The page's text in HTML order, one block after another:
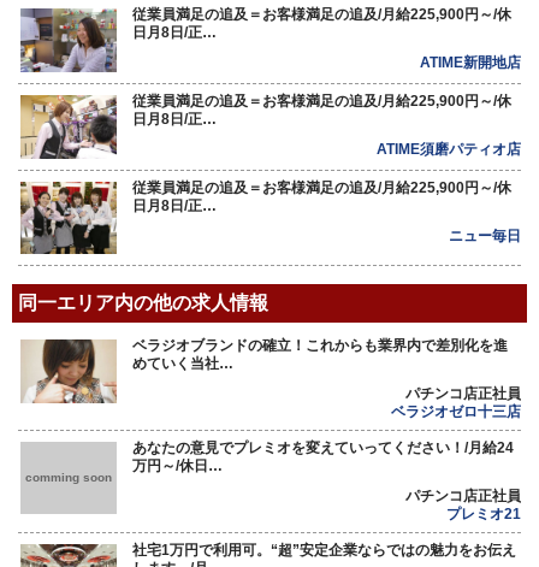
従業員満足の追及＝お客様満足の追及/月給225,900円～/休
日月8日/正…
ATIME新開地店
従業員満足の追及＝お客様満足の追及/月給225,900円～/休
日月8日/正…
ATIME須磨パティオ店
従業員満足の追及＝お客様満足の追及/月給225,900円～/休
日月8日/正…
ニュー毎日
同一エリア内の他の求人情報
ベラジオブランドの確立！これからも業界内で差別化を進
めていく当社…
パチンコ店正社員
ベラジオゼロ十三店
comming soon
あなたの意見でプレミオを変えていってください！/月給24
万円～/休日…
パチンコ店正社員
プレミオ21
社宅1万円で利用可。“超”安定企業ならではの魅力をお伝え